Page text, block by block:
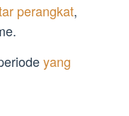
perangkat,
yang